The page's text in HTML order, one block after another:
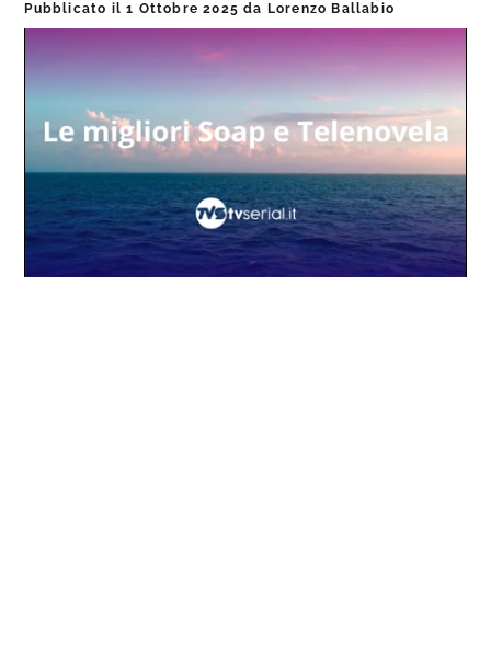
Pubblicato il1 Ottobre 2025 da Lorenzo Ballabio
0%
0%